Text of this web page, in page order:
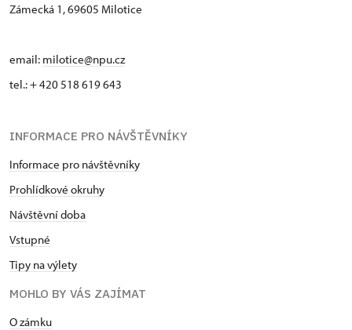
Zámecká 1, 69605 Milotice
email: milotice@npu.cz
tel.: + 420 518 619 643
INFORMACE PRO NÁVŠTĚVNÍKY
Informace pro návštěvníky
Prohlídkové okruhy
Návštěvní doba
Vstupné
Tipy na výlety
MOHLO BY VÁS ZAJÍMAT
O zámku